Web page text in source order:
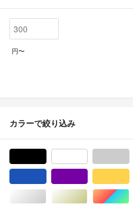
円〜
カラーで絞り込み
シルバー/銀色系ゴールド/金